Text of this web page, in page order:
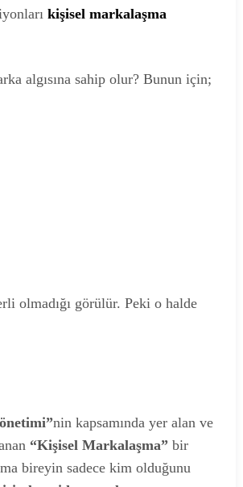
kişisel markalaşma
algısına sahip olur? Bunun için;
olmadığı görülür. Peki o halde
nin kapsamında yer alan ve
“Kişisel Markalaşma” bir
bireyin sadece kim olduğunu